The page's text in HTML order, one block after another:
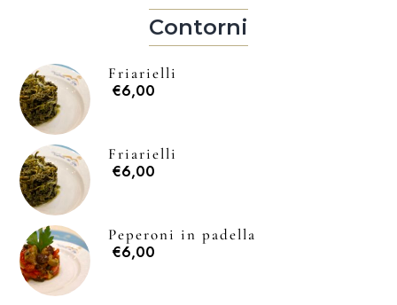
Contorni
Friarielli
€6,00
Friarielli
€6,00
Peperoni in padella
€6,00